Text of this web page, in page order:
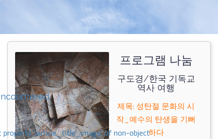
property 'airticle_title_image' of non-object
프로그램 나눔
구도경/한국 기독교
역사 여행
제목: 성탄절 문화의 시
작_예수의 탄생을 기뻐
하다